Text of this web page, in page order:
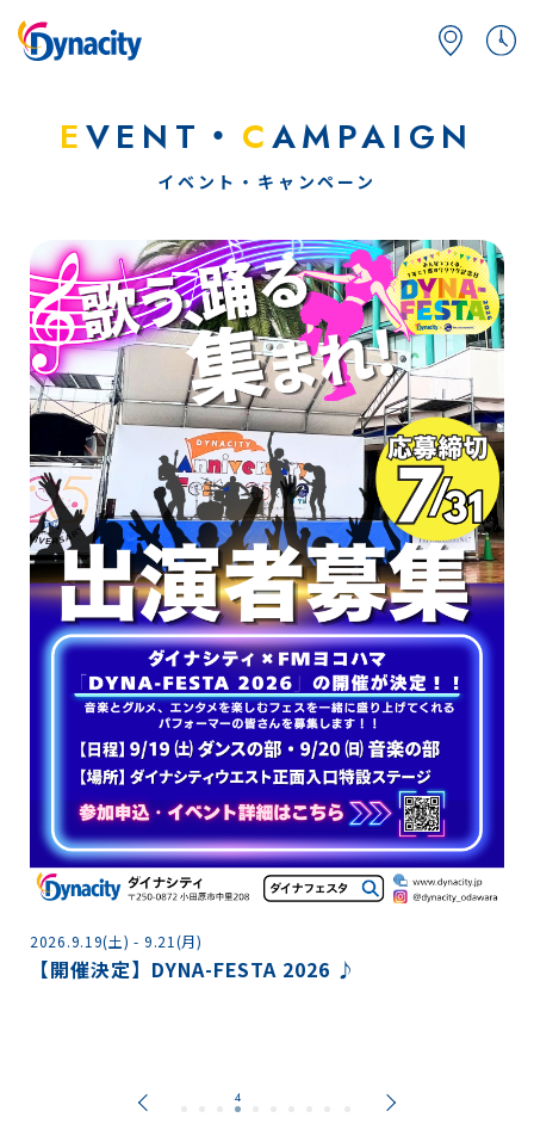
EVENT・ CAMPAIGN
イベント・キャンペーン
2026.9.19(土) - 9.21(月)
【開催決定】DYNA-FESTA 2026 ♪